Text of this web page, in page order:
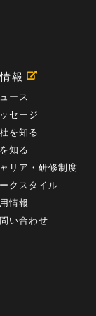
報
ース
セージ
を知る
知る
リア・研修制度
クスタイル
情報
い合わせ